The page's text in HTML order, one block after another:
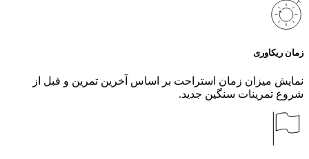
زمان ریکاوری
نمایش میزان زمان استراحت بر اساس آخرین تمرین و قبل از
شروع تمرینات سنگین جدید.